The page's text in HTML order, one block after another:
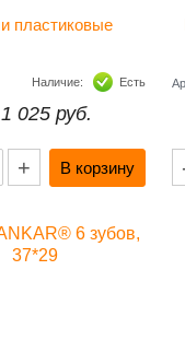
пластиковые
Наличие: Есть
1 025 руб.
+